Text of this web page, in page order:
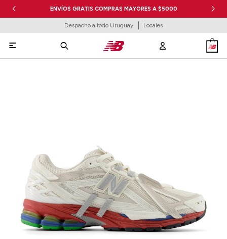
ENVÍOS GRATIS COMPRAS MAYORES A $5000
Despacho a todo Uruguay Locales
